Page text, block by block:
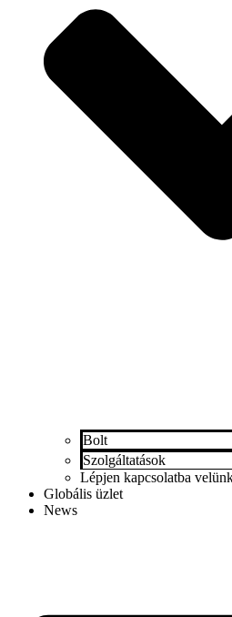
Bolt
Szolgáltatások
Lépjen kapcsolatba
Globális üzlet
News